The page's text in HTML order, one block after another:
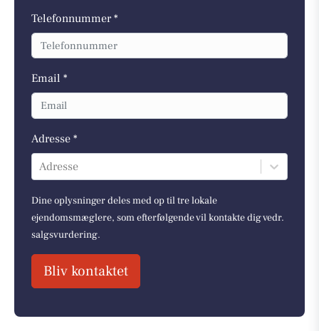
Telefonnummer *
Email *
Adresse *
Adresse
Dine oplysninger deles med op til tre lokale
ejendomsmæglere, som efterfølgende vil kontakte dig vedr.
salgsvurdering.
Bliv kontaktet